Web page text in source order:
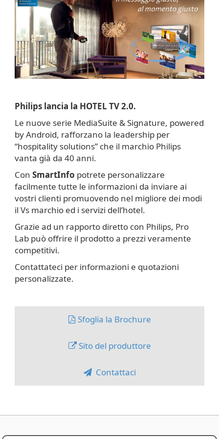
Philips lancia la HOTEL TV 2.0.
Le nuove serie MediaSuite & Signature, powered
by Android, rafforzano la leadership per
“hospitality solutions” che il marchio Philips
vanta già da 40 anni.
Con SmartInfo potrete personalizzare
facilmente tutte le informazioni da inviare ai
vostri clienti promuovendo nel migliore dei modi
il Vs marchio ed i servizi dell’hotel.
Grazie ad un rapporto diretto con Philips, Pro
Lab può offrire il prodotto a prezzi veramente
competitivi.
Contattateci per informazioni e quotazioni
personalizzate.
Sfoglia la Brochure
Sito del produttore
Contattaci